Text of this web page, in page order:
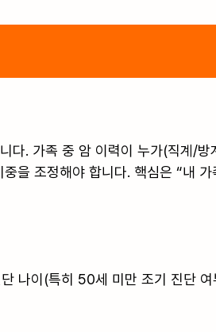
다. 가족 중 암 이력이 누가(직계/
을 조정해야 합니다. 핵심은 “내
나이(특히 50세 미만 조기 진단